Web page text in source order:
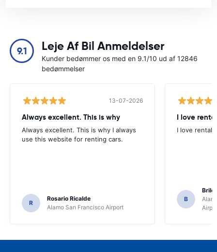
9.1 Leje Af Bil Anmeldelser
Kunder bedømmer os med en 9.1/10 ud af 12846
bedømmelser
13-07-2026
Always excellent. This is why
Always excellent. This is why I always
use this website for renting cars.
R
Rosario Ricalde
Alamo San Francisco Airport
I love
I love rental
B